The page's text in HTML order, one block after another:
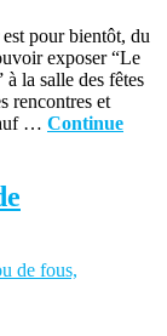
pour bientôt, du
exposer “Le
la salle des fêtes
rencontres et
… Continue
de fous,